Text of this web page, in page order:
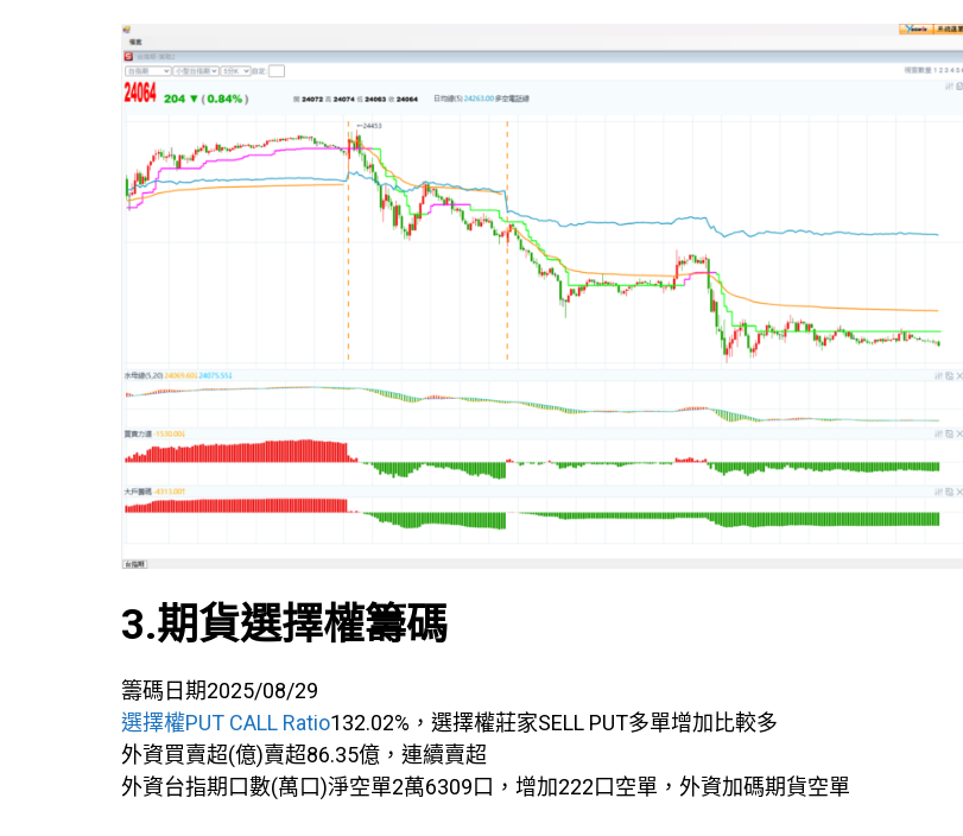
3.期貨選擇權籌碼
籌碼日期2025/08/29
選擇權PUT CALL Ratio132.02%，選擇權莊家SELL PUT多單增加比較多
外資買賣超(億)賣超86.35億，連續賣超
外資台指期口數(萬口)淨空單2萬6309口，增加222口空單，外資加碼期貨空單